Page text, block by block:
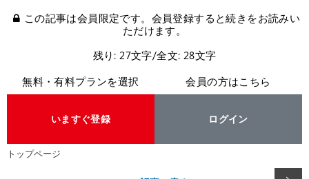
この記事は会員限定です。会員登録すると続きをお読みい
ただけます。
残り: 27文字/全文: 28文字
無料・有料プランを選択
いますぐ登録
会員の方はこちら
ログイン
トップページ